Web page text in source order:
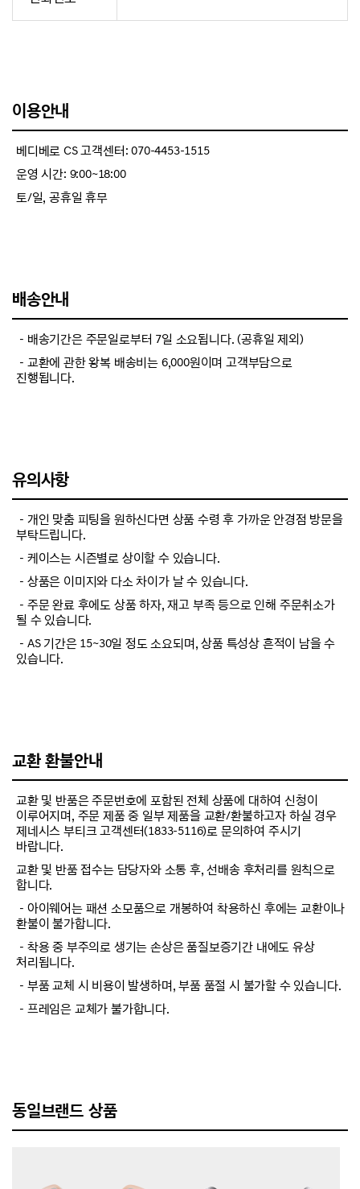
이용안내
베디베로 CS 고객센터: 070-4453-1515
운영 시간: 9:00~18:00
토/일, 공휴일 휴무
배송안내
－배송기간은 주문일로부터 7일 소요됩니다. (공휴일 제외)
－교환에 관한 왕복 배송비는 6,000원이며 고객부담으로
진행됩니다.
유의사항
－개인 맞춤 피팅을 원하신다면 상품 수령 후 가까운 안경점 방문을
부탁드립니다.
－케이스는 시즌별로 상이할 수 있습니다.
－상품은 이미지와 다소 차이가 날 수 있습니다.
－주문 완료 후에도 상품 하자, 재고 부족 등으로 인해 주문취소가
될 수 있습니다.
－AS 기간은 15~30일 정도 소요되며, 상품 특성상 흔적이 남을 수
있습니다.
교환 환불안내
교환 및 반품은 주문번호에 포함된 전체 상품에 대하여 신청이
이루어지며, 주문 제품 중 일부 제품을 교환/환불하고자 하실 경우
제네시스 부티크 고객센터(1833-5116)로 문의하여 주시기
바랍니다.
교환 및 반품 접수는 담당자와 소통 후, 선배송 후처리를 원칙으로
합니다.
－아이웨어는 패션 소모품으로 개봉하여 착용하신 후에는 교환이나
환불이 불가합니다.
－착용 중 부주의로 생기는 손상은 품질보증기간 내에도 유상
처리됩니다.
－부품 교체 시 비용이 발생하며, 부품 품절 시 불가할 수 있습니다.
－프레임은 교체가 불가합니다.
동일브랜드 상품